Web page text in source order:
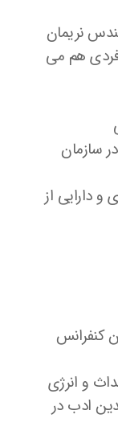
نریمان
هم می
سازمان
و دارایی از
کنفرانس
و انرژی
ادب در